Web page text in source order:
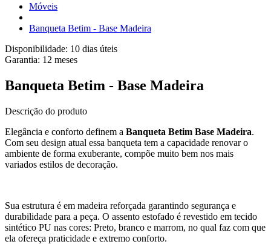
Móveis
Banqueta Betim - Base Madeira
Disponibilidade: 10 dias úteis
Garantia: 12 meses
Banqueta Betim - Base Madeira
Descrição do produto
Elegância e conforto definem a Banqueta Betim Base Madeira.
Com seu design atual essa banqueta tem a capacidade renovar o
ambiente de forma exuberante, compõe muito bem nos mais
variados estilos de decoração.
Sua estrutura é em madeira reforçada garantindo segurança e
durabilidade para a peça. O assento estofado é revestido em tecido
sintético PU nas cores: Preto, branco e marrom, no qual faz com que
ela ofereça praticidade e extremo conforto.